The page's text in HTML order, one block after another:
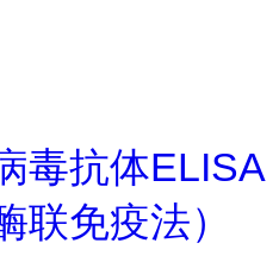
毒抗体ELISA
联免疫法）